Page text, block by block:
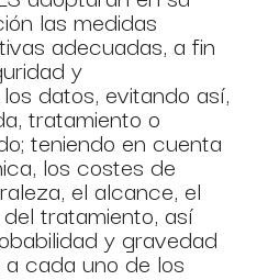
las medidas
adecuadas, a fin
y
datos, evitando así,
tratamiento o
teniendo en cuenta
los costes de
el alcance, el
tratamiento, así
y gravedad
cada uno de los